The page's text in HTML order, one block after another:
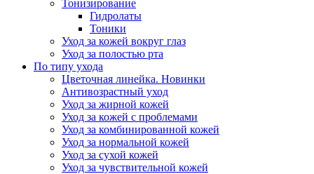
Тонизирование
Гидролаты
Тоники
Уход за кожей вокруг глаз
Уход за полостью рта
По типу ухода
Цветочная линейка. Новинки
Антивозрастный уход
Уход за жирной кожей
Уход за кожей с проблемами
Уход за комбинированной кожей
Уход за нормальной кожей
Уход за сухой кожей
Уход за чувствительной кожей